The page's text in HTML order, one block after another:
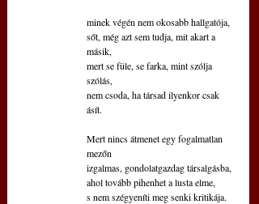
minek végén nem okosabb hallgatója,
sőt, még azt sem tudja, mit akart a
másik,
mert se füle, se farka, mint szólja
szólás,
nem csoda, ha társad ilyenkor csak
ásít.
Mert nincs átmenet egy fogalmatlan
mezőn
izgalmas, gondolatgazdag társalgásba,
ahol tovább pihenhet a lusta elme,
s nem szégyeníti meg senki kritikája.